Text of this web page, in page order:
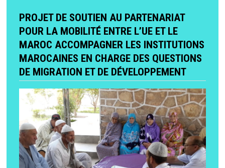
PROJET DE SOUTIEN AU PARTENARIAT
POUR LA MOBILITÉ ENTRE L’UE ET LE
MAROC ACCOMPAGNER LES INSTITUTIONS
MAROCAINES EN CHARGE DES QUESTIONS
DE MIGRATION ET DE DÉVELOPPEMENT